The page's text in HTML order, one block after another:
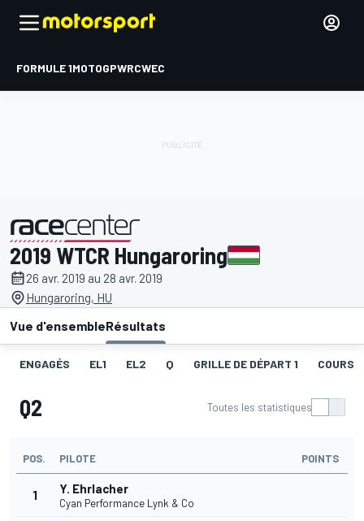
FORMULE 1MOTOGPWRCWEC
présenté par
2019 WTCR Hungaroring
26 avr. 2019 au 28 avr. 2019
Hungaroring, HU
Vue d'ensembleRésultats
ENGAGÉS EL1 EL2 Q GRILLE DE DÉPART 1 COURSE
Q2 Toutes les statistiques
POS. PILOTE POINTS
1 Y. Ehrlacher
Cyan Performance Lynk & Co